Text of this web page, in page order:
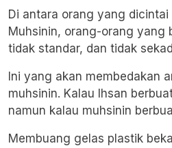
Di antara orang yang dicintai
Muhsinin, orang-orang yang
tidak standar, dan tidak
Ini yang akan membedakan
muhsinin. Kalau Ihsan
namun kalau muhsinin
Membuang gelas plastik